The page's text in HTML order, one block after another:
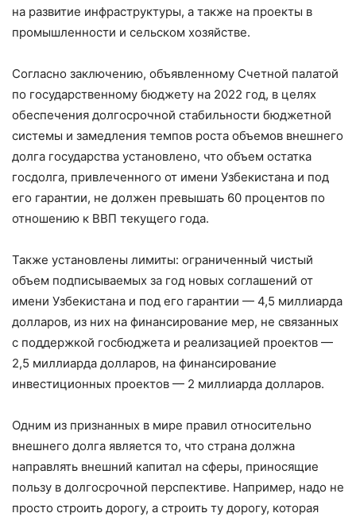
на развитие инф­раструктуры, а также на проекты в
промышленности и сельском хозяйстве.
Согласно заключению, объявленному Счетной палатой
по государственному бюджету на 2022 год, в целях
обеспечения долгосрочной стабильности бюджетной
системы и замедления темпов роста объемов внешнего
долга государства установлено, что объем остатка
госдолга, привлеченного от имени Узбекистана и под
его гарантии, не должен превышать 60 процентов по
отношению к ВВП текущего года.
Также установлены лимиты: ограниченный чистый
объем подписываемых за год новых соглашений от
имени Узбекистана и под его гарантии — 4,5 миллиарда
долларов, из них на финансирование мер, не связанных
с поддержкой госбюджета и реализацией проектов —
2,5 миллиарда долларов, на финансирование
инвестиционных проектов — 2 миллиарда долларов.
Одним из признанных в мире правил относительно
внешнего долга является то, что страна должна
направлять внешний капитал на сферы, приносящие
пользу в долгосрочной перспективе. Например, надо не
просто строить дорогу, а строить ту дорогу, которая